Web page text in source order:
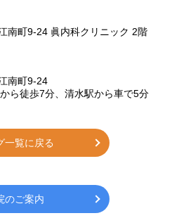
町9-24 眞内科クリニック 2階
南町9-24
ら徒歩7分、清水駅から車で5分
一覧に戻る
のご案内